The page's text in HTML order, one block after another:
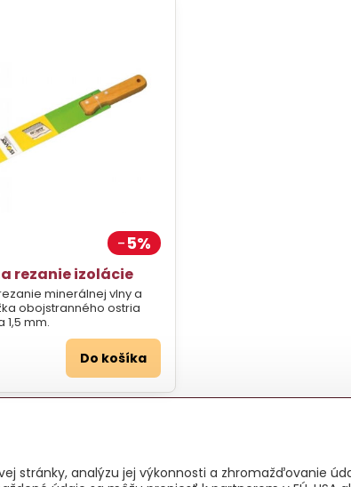
5%
rezanie izolácie
minerálnej vlny a
obojstranného ostria
1,5 mm.
Do košíka
stránky, analýzu jej výkonnosti a zhromažďovanie